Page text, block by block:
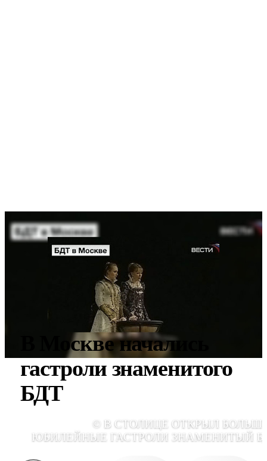
В Москве начались
гастроли знаменитого
БДТ
© В СТОЛИЦЕ ОТКРЫЛ
ЮБИЛЕЙНЫЕ ГАСТРОЛИ ЗНАМЕНИТЫЙ